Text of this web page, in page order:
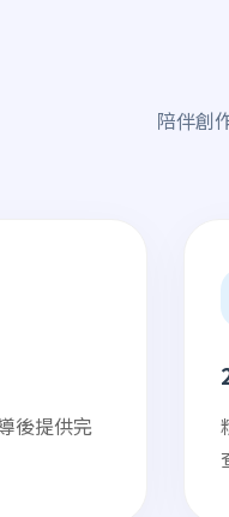
陪伴創
後提供完